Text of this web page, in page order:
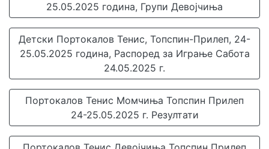
25.05.2025 година, Групи Девојчиња
Детски Портокалов Тенис, Топспин-Прилеп, 24-
25.05.2025 година, Распоред за Играње Сабота
24.05.2025 г.
Портокалов Тенис Момчиња Топспин Прилеп
24-25.05.2025 г. Резултати